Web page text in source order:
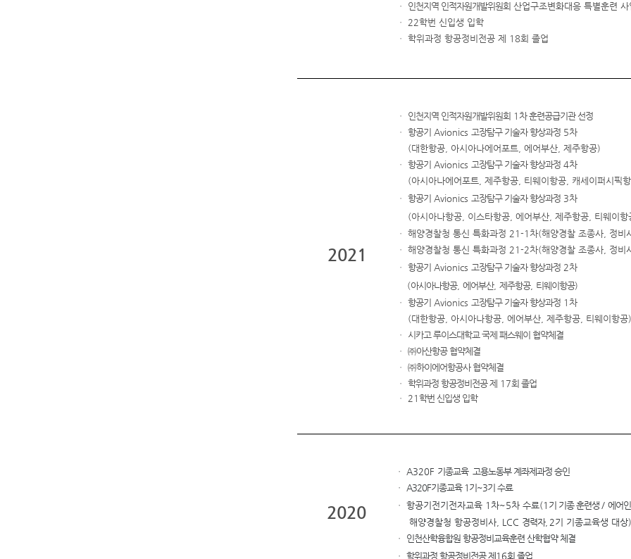
ㆍ 인천지역 인적자원개발위원회 산업구조변화대응 특별훈련 사
ㆍ 22학번 신입생 입학
ㆍ 학위과정 항공정비전공 제 18회 졸업
2021
ㆍ 인천지역 인적자원개발위원회 1 차 훈련공급기관 선정
ㆍ 항공기 Avionics 고장탐구 기술자 향상과정 5차
(대한항공 아시아나에어포트 에어부산 제주항공)
ㆍ 항공기 Avionics 고장탐구 기술자 향상과정 4차
(아시아나에어포트 제주항공 티웨이항공 캐세이퍼시픽
ㆍ 항공기 Avionics 고장탐구 기술자 향상과정 3차
(아시아나항공 이스타항공 에어부산 제주항공 티웨이항
ㆍ 해양경찰청 통신 특화과정 21-1 차(해양경찰 조종사 정비
ㆍ 해양경찰청 통신 특화과정 21-2차(해양경찰 조종사 정비
ㆍ 항공기 Avionics 고장탐구 기술자 향상과정 2차
(아시아나항공, 에어부산, 제주항공, 티웨이항공)
ㆍ 항공기 Avionics 고장탐구 기술자 향상과정 1 차
(대한항공 아시아나항공 에어부산 제주항공 티웨이항공)
ㆍ 시카고 루이스대학교 국제 패스웨이 협약체결
ㆍ ㈜아산항공 협약체결
ㆍ ㈜하이에어항공사 협약체결
ㆍ 학위과정 항공정비전공 제 17회 졸업
ㆍ 21 학번 신입생 입학
2020
ㆍ A320F 기종교육 고용노동부 계좌제과정 승인
ㆍ A320F기종교육 1기~3기 수료
ㆍ 항공기전기전자교육 1차~5차 수료(1 기 기종 훈련생 / 에어
해양경찰청 항공정비사 LCC 경력자, 2기 기종교육생 대상)
ㆍ 인천산학융합원 항공정비교육훈련 산학협약 체결
ㆍ 학위과정 항공정비전공 제 16회 졸업